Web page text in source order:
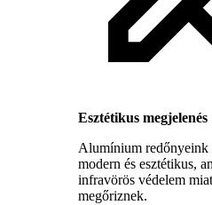
Esztétikus megjelenés
Alumínium redőnyeink
modern és esztétikus,
infravörös védelem
megőriznek.